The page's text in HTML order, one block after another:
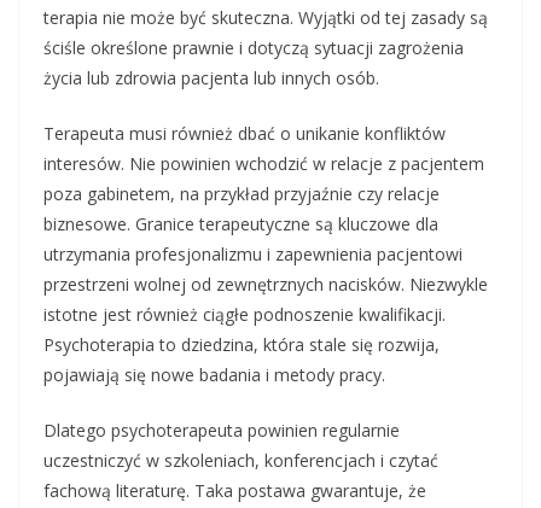
terapia nie może być skuteczna. Wyjątki od tej zasady są
ściśle określone prawnie i dotyczą sytuacji zagrożenia
życia lub zdrowia pacjenta lub innych osób.
Terapeuta musi również dbać o unikanie konfliktów
interesów. Nie powinien wchodzić w relacje z pacjentem
poza gabinetem, na przykład przyjaźnie czy relacje
biznesowe. Granice terapeutyczne są kluczowe dla
utrzymania profesjonalizmu i zapewnienia pacjentowi
przestrzeni wolnej od zewnętrznych nacisków. Niezwykle
istotne jest również ciągłe podnoszenie kwalifikacji.
Psychoterapia to dziedzina, która stale się rozwija,
pojawiają się nowe badania i metody pracy.
Dlatego psychoterapeuta powinien regularnie
uczestniczyć w szkoleniach, konferencjach i czytać
fachową literaturę. Taka postawa gwarantuje, że